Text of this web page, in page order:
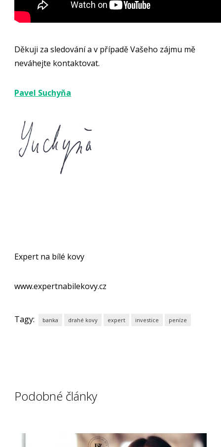
Děkuji za sledování a v případě Vašeho zájmu mě
neváhejte kontaktovat.
Pavel Suchyňa
Expert na bílé kovy
www.expertnabilekovy.cz
Tagy: banka drahé kovy expert investice peníze
Podobné články